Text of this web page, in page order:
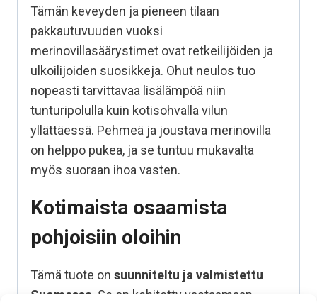
Tämän keveyden ja pieneen tilaan
pakkautuvuuden vuoksi
merinovillasäärystimet ovat retkeilijöiden ja
ulkoilijoiden suosikkeja. Ohut neulos tuo
nopeasti tarvittavaa lisälämpöä niin
tunturipolulla kuin kotisohvalla vilun
yllättäessä. Pehmeä ja joustava merinovilla
on helppo pukea, ja se tuntuu mukavalta
myös suoraan ihoa vasten.
Kotimaista osaamista
pohjoisiin oloihin
Tämä tuote on suunniteltu ja valmistettu
Suomessa . Se on kehitetty vastaamaan